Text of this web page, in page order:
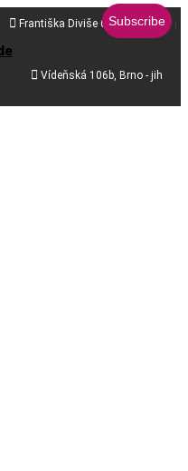
 Františka Diviše 68, Praha 10
 Vídeňská 106b, Brno - jih